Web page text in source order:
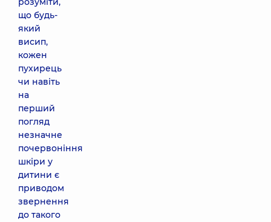
що будь-
який
висип,
кожен
пухирець
чи навіть
на
перший
погляд
незначне
почервоніння
шкіри у
дитини є
приводом
звернення
до такого